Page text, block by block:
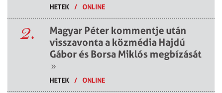
HETEK / ONLINE
2.
Magyar Péter kommentje után
visszavonta a közmédia Hajdú
Gábor és Borsa Miklós megbízását
»
HETEK / ONLINE